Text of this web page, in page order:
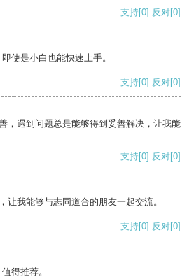
支持[0] 反对[0]
使是小白也能快速上手。
支持[0] 反对[0]
，遇到问题总是能够得到妥善解决，让我能
支持[0] 反对[0]
让我能够与志同道合的朋友一起交流。
支持[0] 反对[0]
得推荐。